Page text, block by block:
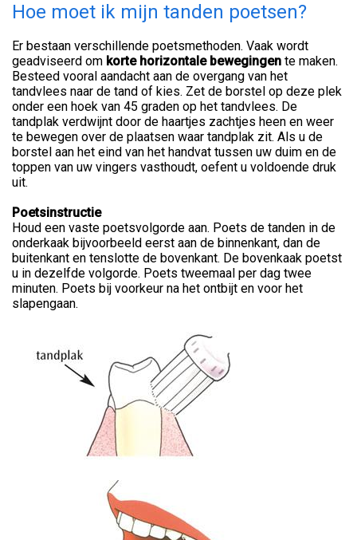
Hoe moet ik mijn tanden poetsen?
Er bestaan verschillende poetsmethoden. Vaak wordt
geadviseerd om korte horizontale bewegingen te maken.
Besteed vooral aandacht aan de overgang van het
tandvlees naar de tand of kies. Zet de borstel op deze plek
onder een hoek van 45 graden op het tandvlees. De
tandplak verdwijnt door de haartjes zachtjes heen en weer
te bewegen over de plaatsen waar tandplak zit. Als u de
borstel aan het eind van het handvat tussen uw duim en de
toppen van uw vingers vasthoudt, oefent u voldoende druk
uit.
Poetsinstructie
Houd een vaste poetsvolgorde aan. Poets de tanden in de
onderkaak bijvoorbeeld eerst aan de binnenkant, dan de
buitenkant en tenslotte de bovenkant. De bovenkaak poetst
u in dezelfde volgorde. Poets tweemaal per dag twee
minuten. Poets bij voorkeur na het ontbijt en voor het
slapengaan.